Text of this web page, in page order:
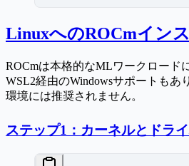
LinuxへのROCmイン
ROCmは本格的なMLワークロード
WSL2経由のWindowsサポートもあ
環境には推奨されません。
ステップ1：カーネルとドラ